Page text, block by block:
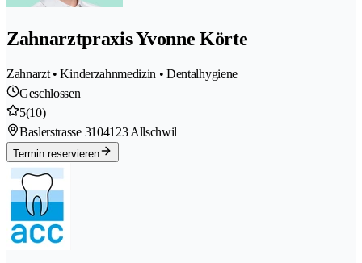
Zahnarztpraxis Yvonne Körte
Zahnarzt • Kinderzahnmedizin • Dentalhygiene
Geschlossen
5(10)
Baslerstrasse 3104123 Allschwil
Termin reservieren